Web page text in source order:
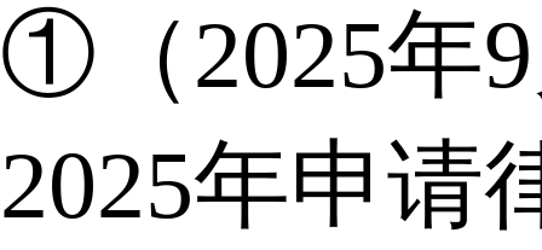
①（2025年
2025年申请